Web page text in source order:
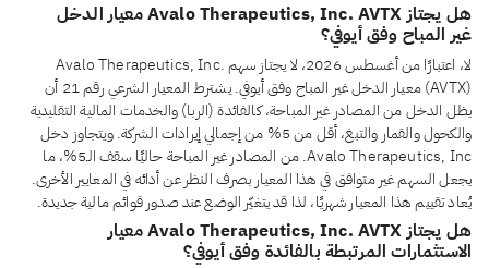
هل يجتاز Avalo Therapeutics, Inc. AVTX معيار الدخل
غير المباح وفق أيوفي؟
لا، اعتبارًا من أغسطس 2026، لا يجتاز سهم Avalo Therapeutics, Inc.
(AVTX) معيار الدخل غير المباح وفق أيوفي. يشترط المعيار الشرعي رقم 21 أن
يظل الدخل من المصادر غير المباحة، كالفائدة (الربا) والخدمات المالية التقليدية
والكحول والقمار والتبغ، أقل من 5% من إجمالي إيرادات الشركة. ويتجاوز دخل
Avalo Therapeutics, Inc. من المصادر غير المباحة حاليًا سقف الـ5%، ما
يجعل السهم غير متوافق في هذا المعيار بصرف النظر عن أدائه في المعايير الأخرى.
يُعاد تقييم هذا المعيار شهريًا، لذا قد يتغيّر الوضع عند صدور قوائم مالية جديدة.
هل يجتاز Avalo Therapeutics, Inc. AVTX معيار
الاستثمارات المرتبطة بالفائدة وفق أيوفي؟